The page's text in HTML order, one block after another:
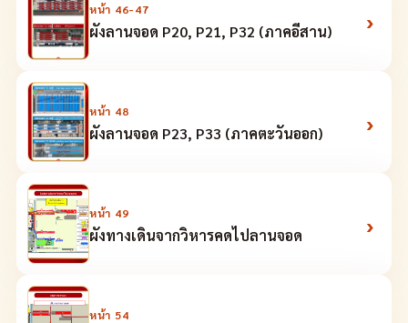
หน้า 46-47
ผังลานจอด P20, P21, P32 (ภาคอีสาน) ›
หน้า 48
ผังลานจอด P23, P33 (ภาคตะวันออก) ›
หน้า 49
ผังทางเดินจากวิหารคดไปลานจอด ›
หน้า 54